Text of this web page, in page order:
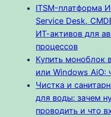
ITSM-платформа
Service Desk,
ИТ-активов для
процессов
Купить моноблок
или Windows AiO:
Чистка и
для воды: зачем
проводить и что